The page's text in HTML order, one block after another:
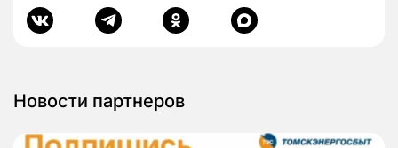
Новости партнеров